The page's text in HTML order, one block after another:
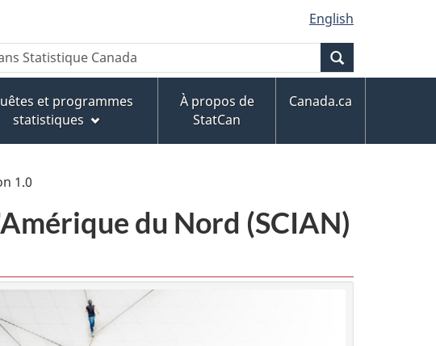
English
et programmes
statistiques
À propos de
StatCan
Canada.ca
1.0
du Nord (SCIAN)